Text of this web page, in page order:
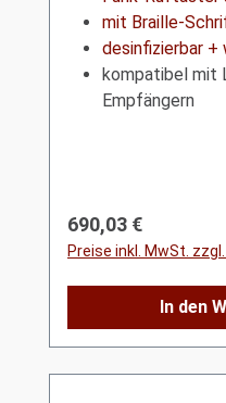
mit Braille-
desinfizierbar
kompatibel mit
Empfängern
Regulärer Preis:
690,03 €
Preise inkl. MwSt.
In den